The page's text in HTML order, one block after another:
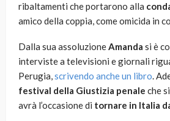
ribaltamenti che portarono alla
amico della coppia, come omicida in
Dalla sua assoluzioneAmanda si è
interviste a televisioni e giornali
Perugia,scrivendo anche un libro.
festival della Giustizia penale che
avrà l’occasione di tornare in Italia